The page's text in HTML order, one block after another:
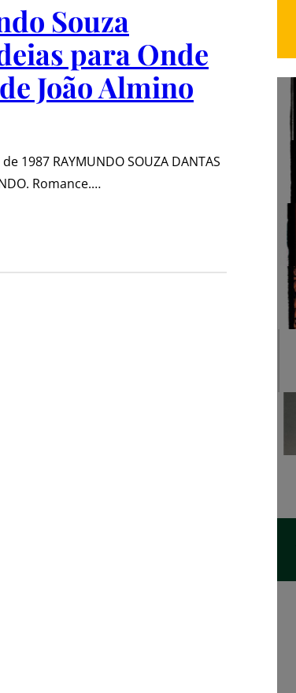
Souza
para Onde
João Almino
1987 RAYMUNDO SOUZA DANTAS
Romance.…